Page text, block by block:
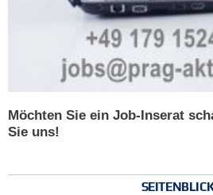
Möchten Sie ein Job-Inserat
Sie uns!